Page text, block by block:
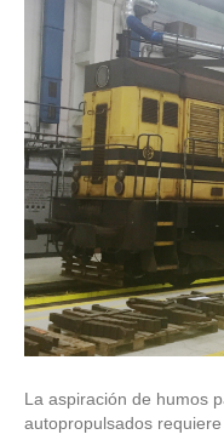
La aspiración de humos
autopropulsados